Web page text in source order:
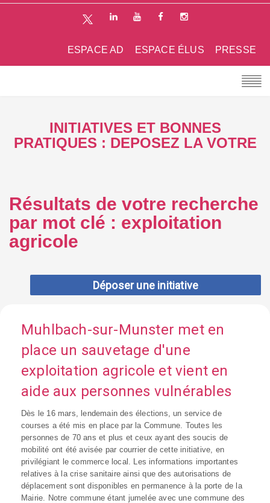
PRESSE
ESPACE ÉLUS
ESPACE AD
INITIATIVES ET BONNES
PRATIQUES : DEPOSEZ LA VOTRE
Résultats de votre recherche
par mot clé : exploitation
agricole
Déposer une initiative
Muhlbach-sur-Munster met en
place un sauvetage d'une
exploitation agricole et vient en
aide aux personnes vulnérables
Dès le 16 mars, lendemain des élections, un service de
courses a été mis en place par la Commune. Toutes les
personnes de 70 ans et plus et ceux ayant des soucis de
mobilité ont été avisée par courrier de cette initiative, en
privilégiant le commerce local. Les informations importantes
relatives à la crise sanitaire ainsi que des autorisations de
déplacement sont disponibles en permanence à la porte de la
Mairie. Notre commune étant jumelée avec une commune des